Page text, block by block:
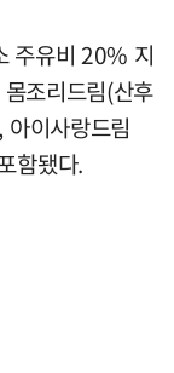
주유비 20% 지
조리드림(산후
이사랑드림
함됐다.